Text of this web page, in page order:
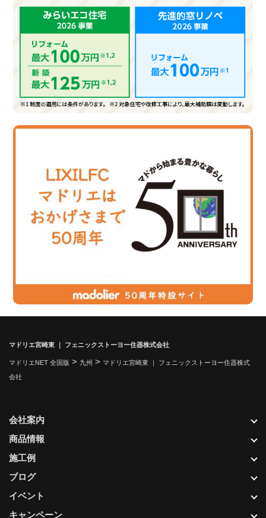
マドリエ宮崎東 ｜ フェニックストーヨー住器株式会社
マドリエNET 全国版 > 九州 > マドリエ宮崎東 ｜ フェニックストーヨー住器株式
会社
会社案内
商品情報
施工例
ブログ
イベント
キャンペーン